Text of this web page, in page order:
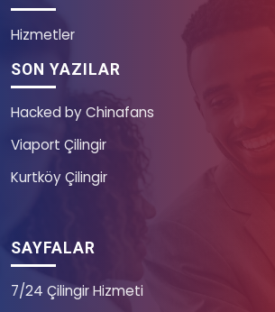
Hizmetler
SON YAZILAR
Hacked by Chinafans
Viaport Çilingir
Kurtköy Çilingir
SAYFALAR
7/24 Çilingir Hizmeti